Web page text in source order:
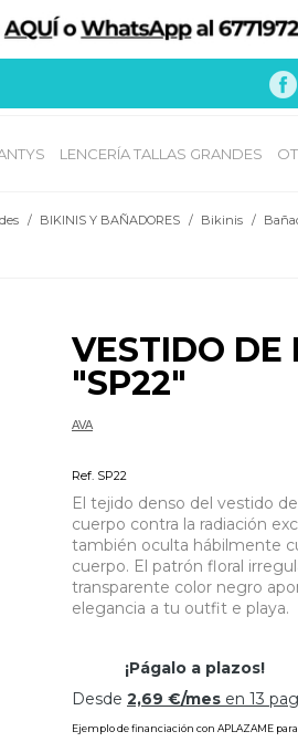
LENCERÍA TALLAS GRANDES
/ BIKINIS Y BAÑADORES / Bikinis /
VESTIDO DE
"SP22"
AVA
Ref. SP22
El tejido denso del vestido
cuerpo contra la radiación
también oculta hábilmente
cuerpo. El patrón floral
transparente color negro
elegancia a tu outfit e playa.